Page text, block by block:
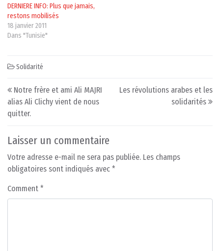
DERNIERE INFO: Plus que jamais,
restons mobilisés
18 janvier 2011
Dans "Tunisie"
Solidarité
Post navigation
Notre frère et ami Ali MAJRI
alias Ali Clichy vient de nous
quitter.
Les révolutions arabes et les
solidarités
Laisser un commentaire
Votre adresse e-mail ne sera pas publiée. Les champs
obligatoires sont indiqués avec *
Comment *